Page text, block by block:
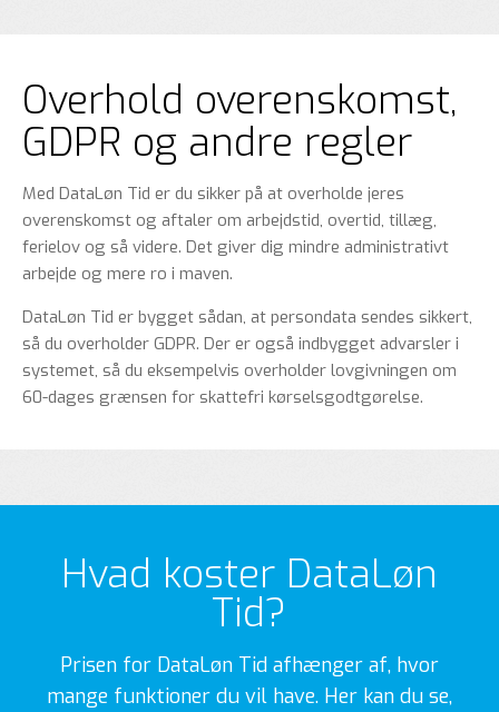
Overhold overenskomst,
GDPR og andre regler
Med DataLøn Tid er du sikker på at overholde jeres
overenskomst og aftaler om arbejdstid, overtid, tillæg,
ferielov og så videre. Det giver dig mindre administrativt
arbejde og mere ro i maven.
DataLøn Tid er bygget sådan, at persondata sendes sikkert,
så du overholder GDPR. Der er også indbygget advarsler i
systemet, så du eksempelvis overholder lovgivningen om
60-dages grænsen for skattefri kørselsgodtgørelse.
Hvad koster DataLøn
Tid?
Prisen for DataLøn Tid afhænger af, hvor
mange funktioner du vil have. Her kan du se,